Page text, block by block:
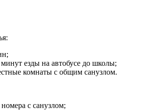
езды на автобусе до школы;
комнаты с общим санузлом.
с санузлом;